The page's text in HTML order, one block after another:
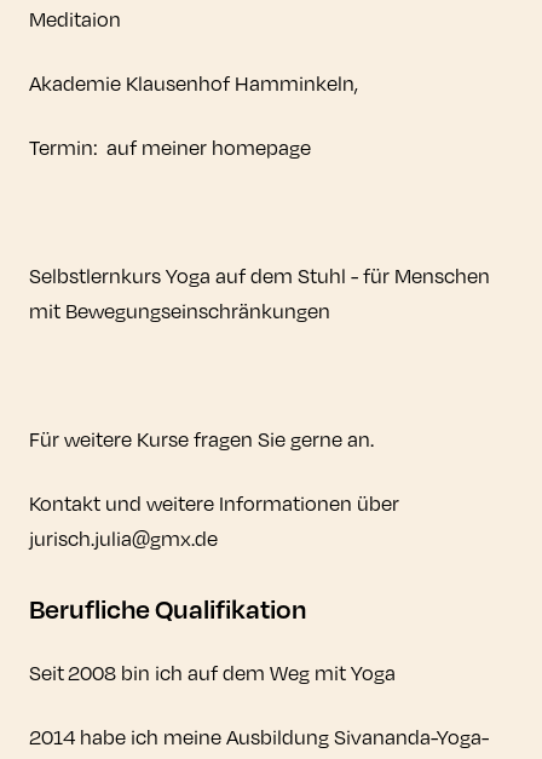
Meditaion
Akademie Klausenhof Hamminkeln,
Termin: auf meiner homepage
Selbstlernkurs Yoga auf dem Stuhl - für Menschen
mit Bewegungseinschränkungen
Für weitere Kurse fragen Sie gerne an.
Kontakt und weitere Informationen über
jurisch.julia@gmx.de
Berufliche Qualifikation
Seit 2008 bin ich auf dem Weg mit Yoga
2014 habe ich meine Ausbildung Sivananda-Yoga-